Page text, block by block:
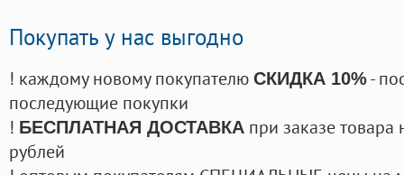
Покупать у нас выгодно
! каждому новому покупателю СКИДКА 10%-
последующие покупки
! БЕСПЛАТНАЯ ДОСТАВКА при заказе
рублей